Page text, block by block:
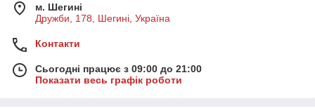
м. Шегині
Дружби, 178, Шегині, Україна
Контакти
Сьогодні працює з 09:00 до 21:00
Показати весь графік роботи